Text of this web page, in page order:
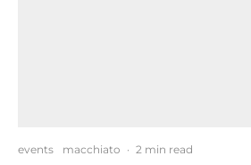
events macchiato · 2 min read